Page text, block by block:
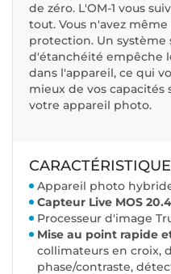
de zéro. L'OM-1 vous
tout. Vous n'avez
protection. Un
d'étanchéité empêche
dans l'appareil, ce qui
mieux de vos capacités
votre appareil photo.
Appareil photo
Capteur Live MOS
Processeur d'image
Mise au point rapide
collimateurs en croix,
phase/contraste,